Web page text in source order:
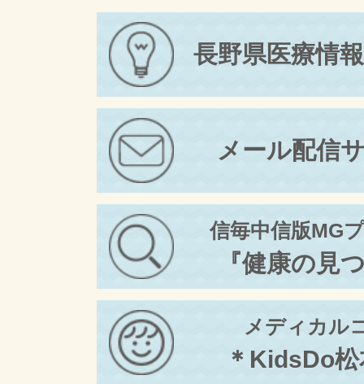
長野県医療情
メール配信
信毎中信版MG
『健康の見
メディカル
＊KidsDo